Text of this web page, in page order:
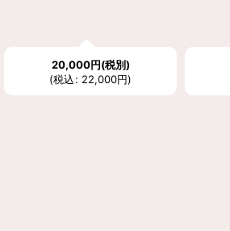
20,000円(税別)
(税込: 22,000円)